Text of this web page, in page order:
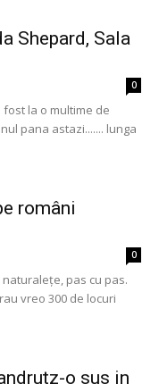
Shepard, Sala
0
la o multime de
pana astazi....... lunga
români
0
pas cu pas.
vreo 300 de locuri
o sus in